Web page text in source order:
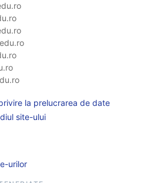
la prelucrarea de date
site-ului
urilor